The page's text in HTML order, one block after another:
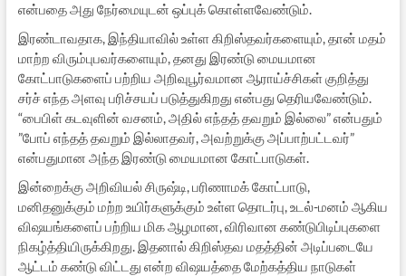
என்பதை அது நேர்மையுடன் ஒப்புக் கொள்ளவேண்டும்.
இரண்டாவதாக, இந்தியாவில் உள்ள கிறிஸ்தவர்களையும், தான் மதம்
மாற்ற விரும்புபவர்களையும், தனது இரண்டு மையமான
கோட்பாடுகளைப் பற்றிய அறிவுபூர்வமான ஆராய்ச்சிகள் குறித்து
சர்ச் எந்த அளவு பரிச்சயப் படுத்துகிறது என்பது தெரியவேண்டும்.
“பைபிள் கடவுளின் வசனம், அதில் எந்தத் தவறும் இல்லை” என்பதும்
”போப் எந்தத் தவறும் இல்லாதவர், அவற்றுக்கு அப்பாற்பட்டவர்”
என்பதுமான அந்த இரண்டு மையமான கோட்பாடுகள்.
இன்றைக்கு அறிவியல் சிருஷ்டி, பரிணாமக் கோட்பாடு,
மனிதனுக்கும் மற்ற உயிர்களுக்கும் உள்ள தொடர்பு, உடல்-மனம் ஆகிய
விஷயங்களைப் பற்றிய மிக ஆழமான, விரிவான கண்டுபிடிப்புகளை
நிகழ்த்தியிருக்கிறது. இதனால் கிறிஸ்தவ மதத்தின் அடிப்படையே
ஆட்டம் கண்டு விட்டது என்ற விஷயத்தை மேற்கத்திய நாடுகள்